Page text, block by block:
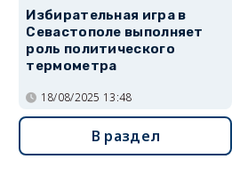
Избирательная игра в
Севастополе выполняет
роль политического
термометра
18/08/2025 13:48
В раздел